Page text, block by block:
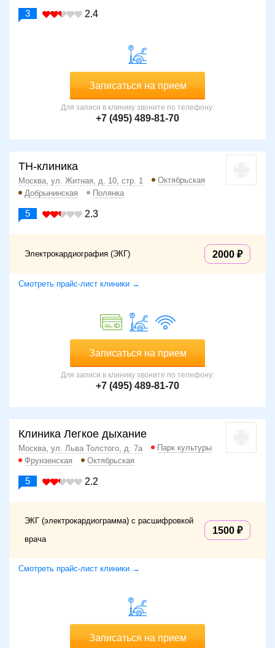
3 2.4
Записаться на прием
Для записи в клинику звоните по телефону:
+7 (495) 489-81-70
ТН-клиника
Москва, ул. Житная, д. 10, стр. 1
Октябрьская
Добрынинская
Полянка
5 2.3
Электрокардиография (ЭКГ) 2000
Смотреть прайс-лист клиники →
Записаться на прием
Для записи в клинику звоните по телефону:
+7 (495) 489-81-70
Клиника Легкое дыхание
Москва, ул. Льва Толстого, д. 7а
Парк культуры
Фрунзенская
Октябрьская
5 2.2
ЭКГ (электрокардиограмма) с расшифровкой
врача
1500
Смотреть прайс-лист клиники →
Записаться на прием